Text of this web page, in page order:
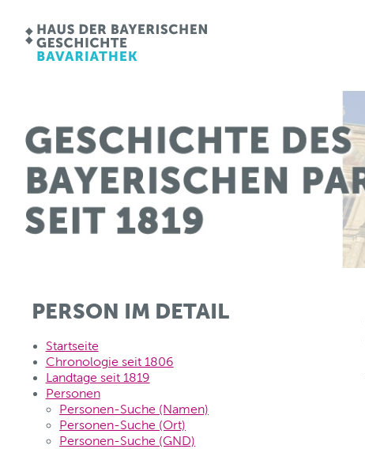
PERSON IM DETAIL
Startseite
Chronologie seit 1806
Landtage seit 1819
Personen
Personen-Suche (Namen)
Personen-Suche (Ort)
Personen-Suche (GND)